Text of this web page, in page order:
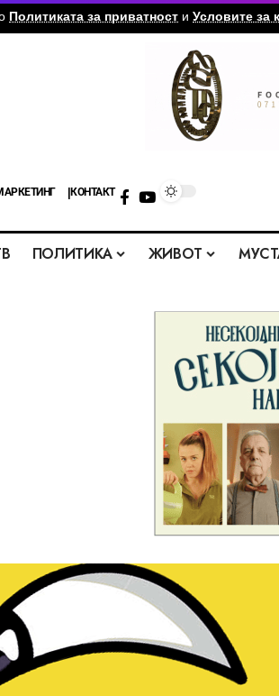
Политиката за приватност и Условите за
КОНТАКТ
ПОЛИТИКА ЖИВОТ